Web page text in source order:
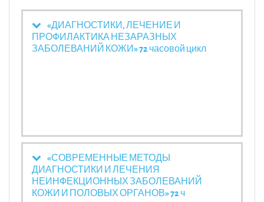
«ДИАГНОСТИКИ, ЛЕЧЕНИЕ И
ПРОФИЛАКТИКА НЕЗАРАЗНЫХ
ЗАБОЛЕВАНИЙ КОЖИ» 72 часовой цикл
«СОВРЕМЕННЫЕ МЕТОДЫ
ДИАГНОСТИКИ И ЛЕЧЕНИЯ
НЕИНФЕКЦИОННЫХ ЗАБОЛЕВАНИЙ
КОЖИ И ПОЛОВЫХ ОРГАНОВ» 72 ч